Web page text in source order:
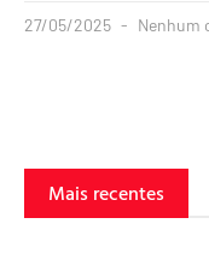
27/05/2025
Nenhum
Mais recentes